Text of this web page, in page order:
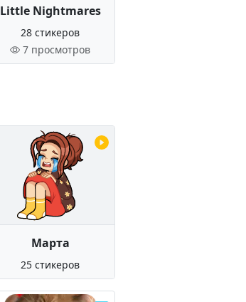
Little Nightmares
28 стикеров
7 просмотров
Марта
25 стикеров